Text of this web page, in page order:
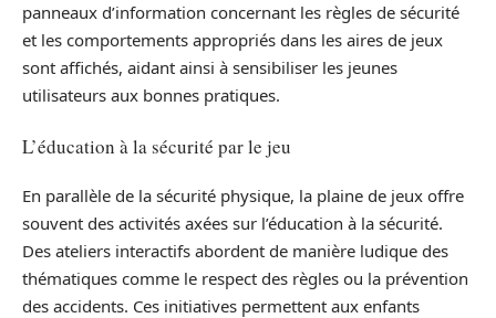
panneaux d’information concernant les règles de sécurité
et les comportements appropriés dans les aires de jeux
sont affichés, aidant ainsi à sensibiliser les jeunes
utilisateurs aux bonnes pratiques.
L’éducation à la sécurité par le jeu
En parallèle de la sécurité physique, la plaine de jeux offre
souvent des activités axées sur l’éducation à la sécurité.
Des ateliers interactifs abordent de manière ludique des
thématiques comme le respect des règles ou la prévention
des accidents. Ces initiatives permettent aux enfants